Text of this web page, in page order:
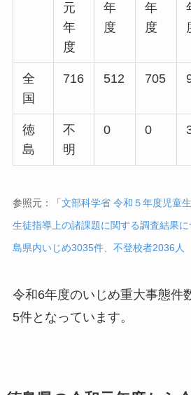
元
年
度
年
度
年
度
全
国
716 512 705
徳
島
不
明
0 0
参照元：「 文部科学省 令和５年度児童
生徒指導上の諸課題に関する調査結果に
島県内いじめ3035件、不登校者2036
令和6年度のいじめ重大事態件
5件となっています。